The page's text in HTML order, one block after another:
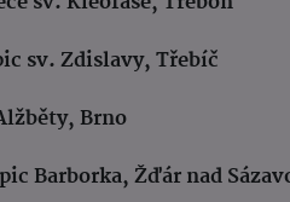
sv. Zdislavy, Třebíč
Brno
Barborka, Žďár nad